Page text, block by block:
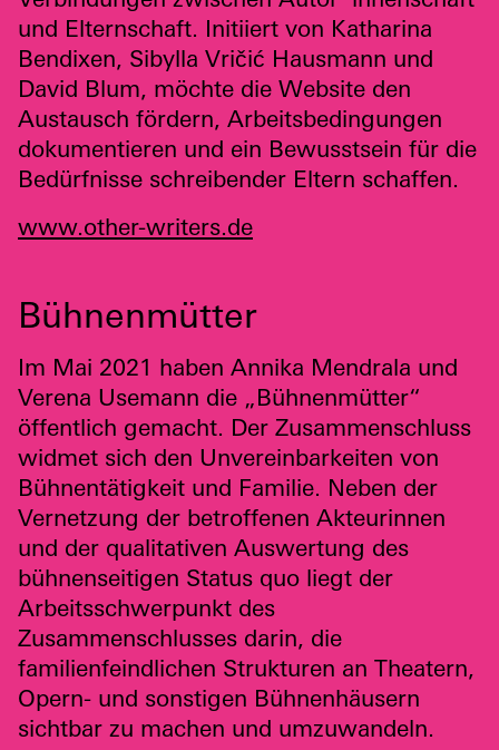
und Elternschaft. Initiiert von Katharina
Bendixen, Sibylla Vričić Hausmann und
David Blum, möchte die Website den
Austausch fördern, Arbeitsbedingungen
dokumentieren und ein Bewusstsein für die
Bedürfnisse schreibender Eltern schaffen.
www.other-writers.de
Bühnenmütter
Im Mai 2021 haben Annika Mendrala und
Verena Usemann die „Bühnenmütter“
öffentlich gemacht. Der Zusammenschluss
widmet sich den Unvereinbarkeiten von
Bühnentätigkeit und Familie. Neben der
Vernetzung der betroffenen Akteurinnen
und der qualitativen Auswertung des
bühnenseitigen Status quo liegt der
Arbeitsschwerpunkt des
Zusammenschlusses darin, die
familienfeindlichen Strukturen an Theatern,
Opern- und sonstigen Bühnenhäusern
sichtbar zu machen und umzuwandeln.